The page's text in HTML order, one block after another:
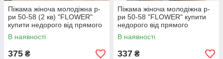
Піжама жіноча молодіжна р-
ри 50-58 (2 кв) "FLOWER"
купити недорого від прямого
постачальника
В наявності
375 ₴
Піжама жіноча молодіжна р-
ри 50-58 "FLOWER" купити
недорого від прямого
постачальника
В наявності
337 ₴